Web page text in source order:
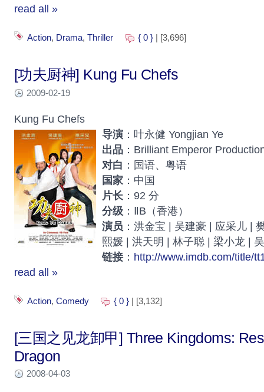
read all »
Action, Drama, Thriller { 0 } | [3,696]
[功夫厨神] Kung Fu Chefs
2009-02-19
Kung Fu Chefs
导演 ：叶永健 Yongjian Ye
出品 ：Brilliant Emperor
对白 ：国语、粤语
国家 ：中国
片长 ：92 分
分级 ：ⅡB（香港）
演员 ：洪金宝 | 吴建豪 | 应采儿 |
熙媛 | 洪天明 | 林子聪 | 梁小龙 |
链接 ： http://www.imdb.com/title/
read all »
Action, Comedy { 0 } | [3,132]
[三国之见龙卸甲] Three Kingdoms:
Dragon
2008-04-03